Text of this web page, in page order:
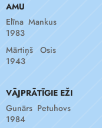
AMU
Elīna Mankus
1983
Mārtiņš Osis
1943
VĀJPRĀTĪGIE EŽI
Gunārs Petuhovs
1984